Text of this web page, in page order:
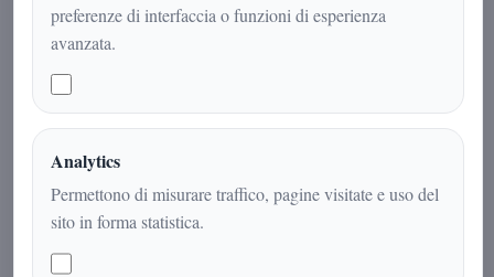
Stellantis a Pomigliano d’Arco tra Fiat
Pandina, Alfa Romeo Tonale, Piano
Italia e piattaforma STLA Small: cosa
sappiamo davvero oggi sul futuro dello
stabilimento campano
preferenze di interfaccia o funzioni di esperienza
avanzata.
Analytics
Permettono di misurare traffico, pagine visitate e uso del
sito in forma statistica.